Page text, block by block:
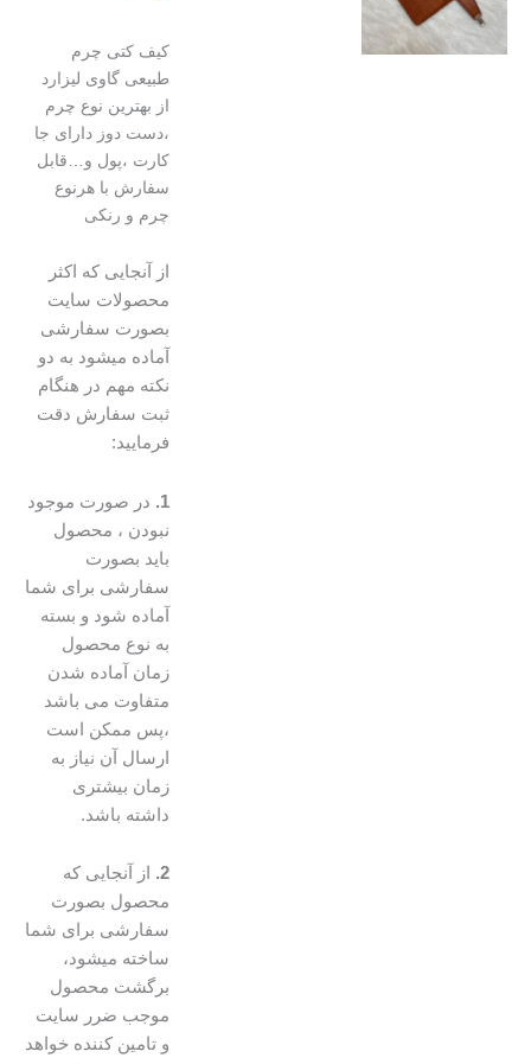
کیف کتی چرم
طبیعی گاوی لیزارد
از بهترین نوع چرم
،دست دوز دارای جا
کارت ،پول و…قابل
سفارش با هرنوع
چرم و رنکی
از آنجایی که اکثر
محصولات سایت
بصورت سفارشی
آماده میشود به دو
نکته مهم در هنگام
ثبت سفارش دقت
فرمایید:
در صورت موجود
نبودن ، محصول
باید بصورت
سفارشی برای شما
آماده شود و بسته
به نوع محصول
زمان آماده شدن
متفاوت می باشد
،پس ممکن است
ارسال آن نیاز به
زمان بیشتری
داشته باشد.
از آنجایی که
محصول بصورت
سفارشی برای شما
ساخته میشود،
برگشت محصول
موجب ضرر سایت
و تامین کننده خواهد